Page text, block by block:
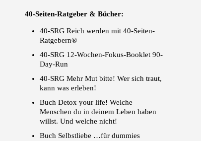
40-Seiten-Ratgeber & Bücher:
40-SRG Reich werden mit 40-Seiten-
Ratgebern®
40-SRG 12-Wochen-Fokus-Booklet 90-
Day-Run
40-SRG Mehr Mut bitte! Wer sich traut,
kann was erleben!
Buch Detox your life! Welche
Menschen du in deinem Leben haben
willst. Und welche nicht!
Buch Selbstliebe …für dummies